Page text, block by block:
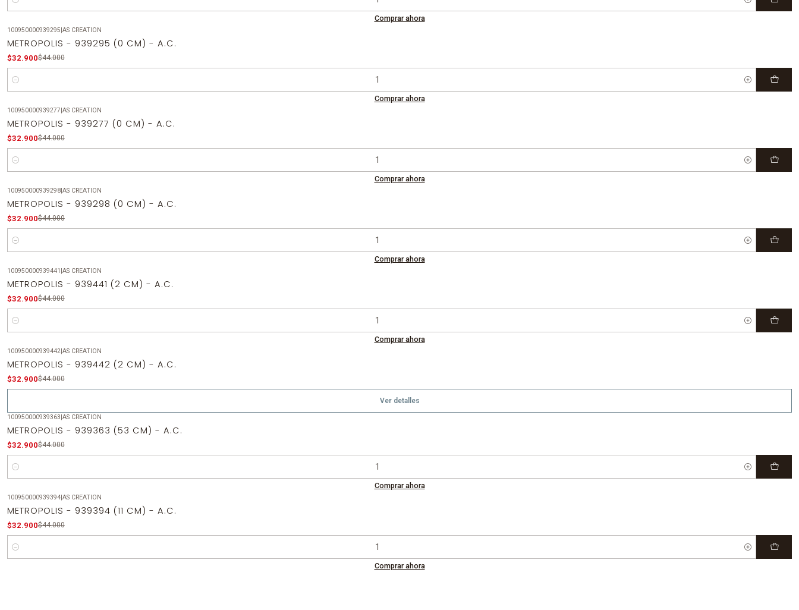
Cantidad
Comprar ahora
100950000939295|AS CREATION
METROPOLIS - 939295 (0 CM) - A.C.
$32.900$44.000
Cantidad
Comprar ahora
100950000939277|AS CREATION
METROPOLIS - 939277 (0 CM) - A.C.
$32.900$44.000
Cantidad
Comprar ahora
100950000939298|AS CREATION
METROPOLIS - 939298 (0 CM) - A.C.
$32.900$44.000
Cantidad
Comprar ahora
100950000939441 |AS CREATION
METROPOLIS - 939441 (2 CM) - A.C.
$32.900$44.000
Cantidad
Comprar ahora
Agotado
100950000939442|AS CREATION
METROPOLIS - 939442 (2 CM) - A.C.
$32.900$44.000
Ver detalles
100950000939363|AS CREATION
METROPOLIS - 939363 (53 CM) - A.C.
$32.900$44.000
Cantidad
Comprar ahora
100950000939394|AS CREATION
METROPOLIS - 939394 (11 CM) - A.C.
$32.900$44.000
Cantidad
Comprar ahora